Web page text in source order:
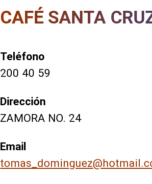
CAFÉ SANTA
Teléfono
200 40 59
Dirección
ZAMORA NO. 24
Email